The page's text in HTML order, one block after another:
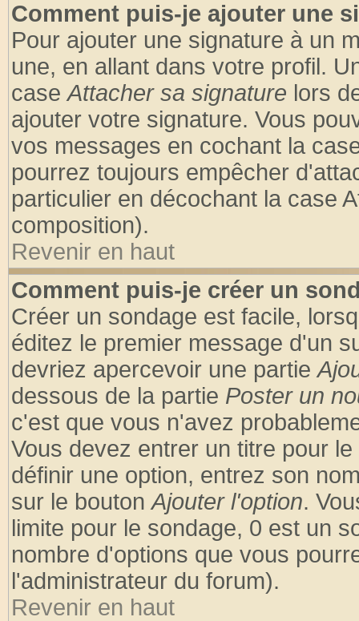
Comment puis-je ajouter une
Pour ajouter une signature à un
une, en allant dans votre profil.
caseAttacher sa signature lors
ajouter votre signature. Vous
vos messages en cochant la
pourrez toujours empêcher
particulier en décochant la case
composition).
Revenir en haut
Comment puis-je créer un
Créer un sondage est facile,
éditez le premier message d'un
devriez apercevoir une partie
dessous de la partie Poster un
c'est que vous n'avez
Vous devez entrer un titre pour
définir une option, entrez son
sur le boutonAjouter l'option.
limite pour le sondage, 0 est un
nombre d'options que vous
l'administrateur du forum).
Revenir en haut